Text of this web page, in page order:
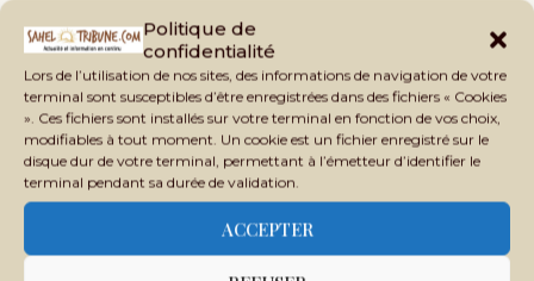
Politique de
confidentialité
Lors de l’utilisation de nos sites, des informations de navigation de votre
terminal sont susceptibles d’être enregistrées dans des fichiers « Cookies
». Ces fichiers sont installés sur votre terminal en fonction de vos choix,
modifiables à tout moment. Un cookie est un fichier enregistré sur le
disque dur de votre terminal, permettant à l’émetteur d’identifier le
terminal pendant sa durée de validation.
ACCEPTER
previous post
Routes du sang, veilles de fête : quand la Tabaski rime avec tragédie